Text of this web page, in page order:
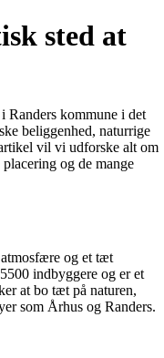
sted at
Randers kommune i det
beliggenhed, naturrige
vil vi udforske alt om
og de mange
og et tæt
indbyggere og er et
at bo tæt på naturen,
som Århus og Randers.